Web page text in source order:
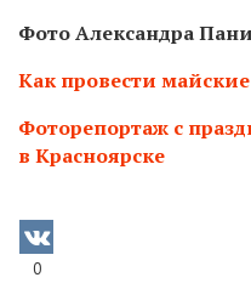
Фото Александра
Как провести
Фоторепортаж с
в Красноярске
0